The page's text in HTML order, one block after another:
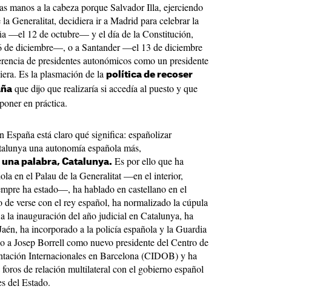
manos a la cabeza porque Salvador Illa, ejerciendo
Generalitat, decidiera ir a Madrid para celebrar la
—el 12 de octubre— y el día de la Constitución,
de diciembre—, o a Santander —el 13 de diciembre
de presidentes autonómicos como un presidente
Es la plasmación de la política de recoser
que dijo que realizaría si accedía al puesto y que
en práctica.
España está claro qué significa: españolizar
una autonomía española más,
palabra, Catalunya. Es por ello que ha
en el Palau de la Generalitat —en el interior,
ha estado—, ha hablado en castellano en el
de verse con el rey español, ha normalizado la cúpula
la inauguración del año judicial en Catalunya, ha
ha incorporado a la policía española y la Guardia
a Josep Borrell como nuevo presidente del Centro de
Internacionales en Barcelona (CIDOB) y ha
de relación multilateral con el gobierno español
del Estado.